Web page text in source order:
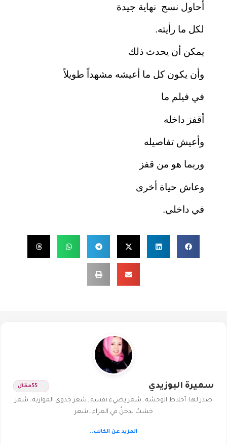
أحاول نسج نهاية جيدة
لكل ما رأيته.
يمكن أن يحدث ذلك
وأن يكون كل ما أعيشه مشهداً طويلاً
في فيلم ما
أقفز داخله
وأعيش تفاصيله
وربما هو من قفز
وعاش حياة أخرى
في داخلي.
سميرة البوزيدي 55مقال
صدر لها: أخلاط الوحشة ـ شعر يضيء نفسه ـ شعر جدوى المواربة ـ شعر
خشبٌ يدخنُ في العراء ـ شعر
المزيد عن الكاتب..